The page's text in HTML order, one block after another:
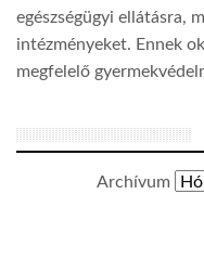
egészségügyi ellátásra,
intézményeket. Ennek
megfelelő
Archívum